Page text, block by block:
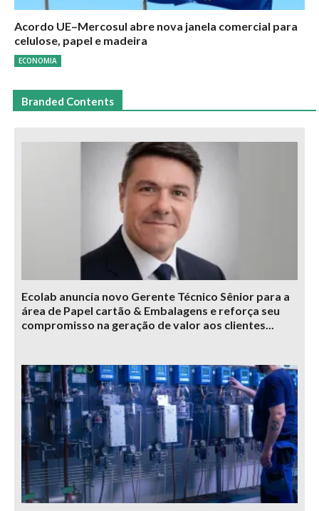
Acordo UE–Mercosul abre nova janela comercial para
celulose, papel e madeira
ECONOMIA
Branded Contents
Ecolab anuncia novo Gerente Técnico Sênior para a
área de Papel cartão & Embalagens e reforça seu
compromisso na geração de valor aos clientes...